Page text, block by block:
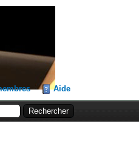
Aide